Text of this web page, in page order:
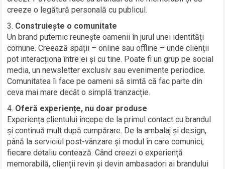
creeze o legătură personală cu publicul.
Construiește o comunitate
Un brand puternic reunește oamenii în jurul unei identități
comune. Creează spații – online sau offline – unde clienții
pot interacționa între ei și cu tine. Poate fi un grup pe social
media, un newsletter exclusiv sau evenimente periodice.
Comunitatea îi face pe oameni să simtă că fac parte din
ceva mai mare decât o simplă tranzacție.
Oferă experiențe, nu doar produse
Experiența clientului începe de la primul contact cu brandul
și continuă mult după cumpărare. De la ambalaj și design,
până la serviciul post-vânzare și modul în care comunici,
fiecare detaliu contează. Când creezi o experiență
memorabilă, clienții revin și devin ambasadori ai brandului